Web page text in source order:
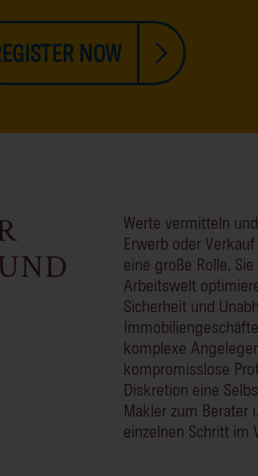
NOW
Werte vermitteln
Erwerb oder
eine große Rolle.
Arbeitswelt
Sicherheit und
komplexe
kompromisslose
Diskretion eine
Makler zum Berater
einzelnen Schritt im